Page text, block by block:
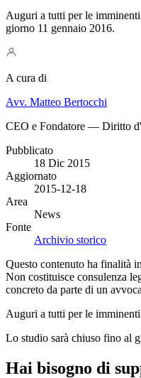
Auguri a tutti per le
giorno 11 gennaio 2016.
A cura di
Avv. Matteo Bertocchi
CEO e Fondatore — Diritto
Pubblicato
18 Dic 2015
Aggiornato
2015-12-18
Area
News
Fonte
Archivio storico
Questo contenuto ha finalità
Non costituisce consulenza
concreto da parte di un
Auguri a tutti per le
Lo studio sarà chiuso fino al
Hai bisogno di